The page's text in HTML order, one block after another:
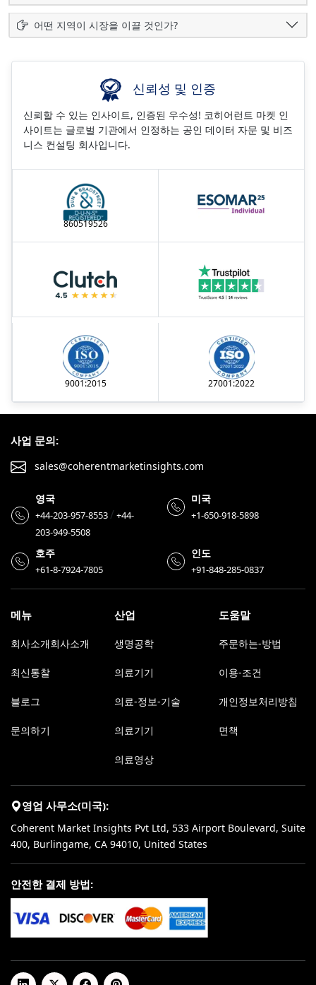
어떤 지역이 시장을 이끌 것인가?
신뢰성 및 인증
신뢰할 수 있는 인사이트, 인증된 우수성! 코히어런트 마켓 인
사이트는 글로벌 기관에서 인정하는 공인 데이터 자문 및 비즈
니스 컨설팅 회사입니다.
860519526
9001:2015 27001:2022
사업 문의:
sales@coherentmarketinsights.com
영국
+44-203-957-8553/+44-
203-949-5508
미국
+1-650-918-5898
호주
+61-8-7924-7805
인도
+91-848-285-0837
메뉴
회사소개회사소개
최신통찰
블로그
문의하기
산업
생명공학
의료기기
의료-정보-기술
의료기기
의료영상
도움말
주문하는-방법
이용-조건
개인정보처리방침
면책
영업 사무소(미국):
Coherent Market Insights Pvt Ltd, 533 Airport Boulevard, Suite
400, Burlingame, CA 94010, United States
안전한 결제 방법: